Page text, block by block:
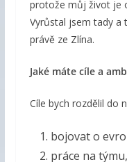
protože můj život je
Vyrůstal jsem tady a
právě ze Zlína.
Jaké máte cíle a
Cíle bych rozdělil do
bojovat o
práce na